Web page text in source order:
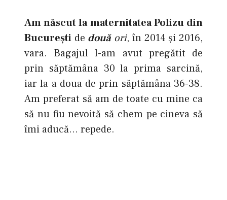
Am născut la maternitatea Polizu din
Bucureşti de douăori, în 2014 şi 2016,
vara. Bagajul l-am avut pregătit de
prin săptămâna 30 la prima sarcină,
iar la a doua de prin săptămâna 36-38.
Am preferat să am de toate cu mine ca
să nu fiu nevoită să chem pe cineva să
îmi aducă… repede.